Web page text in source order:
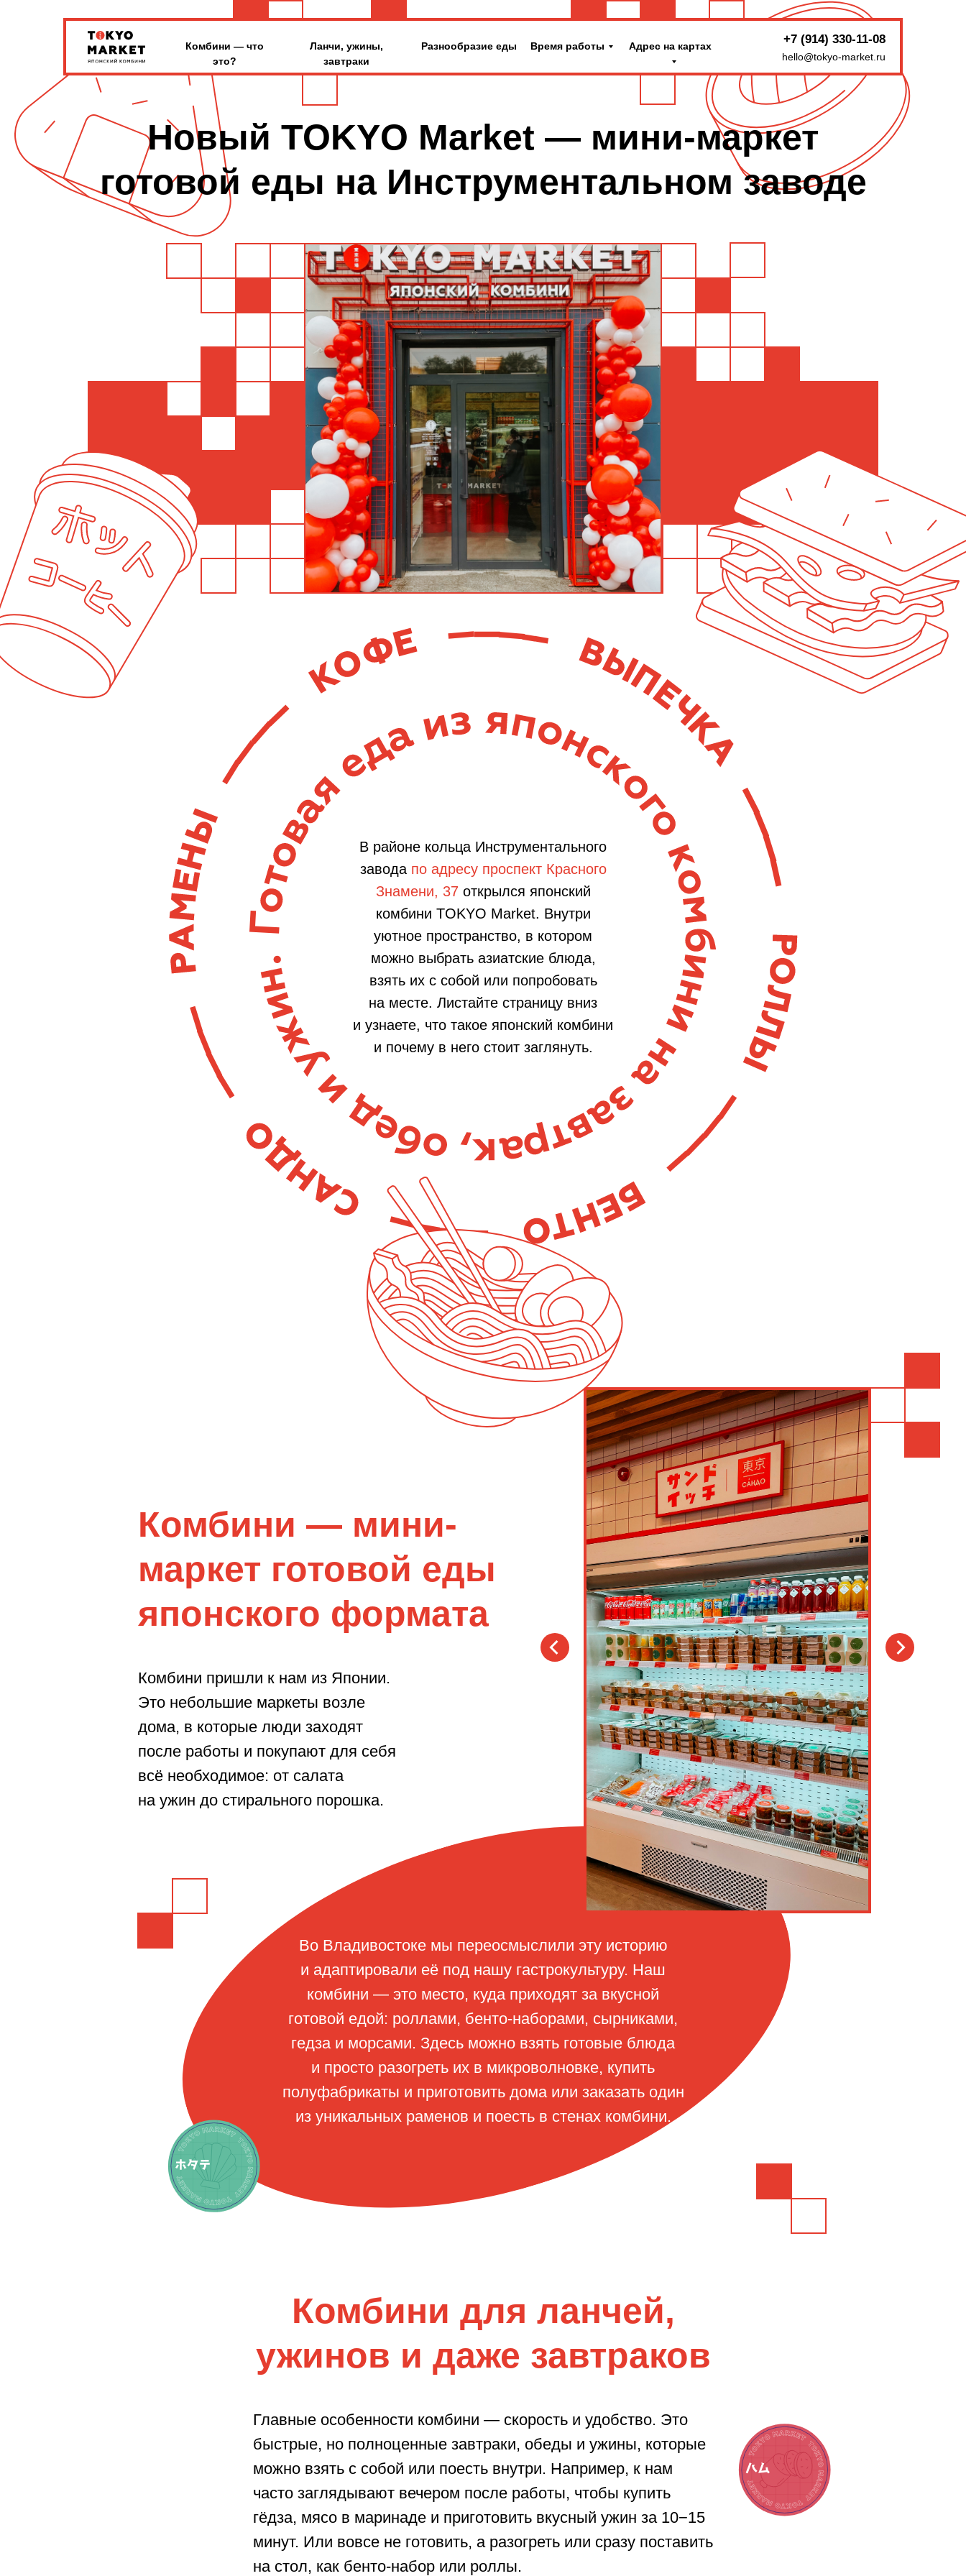
Комбини — что
это?
Ланчи, ужины,
завтраки
Разнообразие еды Время работы Адрес на картах +7 (914) 330-11-08
hello@tokyo-market.ru
Комбини — мини-
маркет готовой еды
японского формата
Комбини пришли к нам из Японии.
Это небольшие маркеты возле
дома, в которые люди заходят
после работы и покупают для себя
всё необходимое: от салата
на ужин до стирального порошка.
Во Владивостоке мы переосмыслили эту историю
и адаптировали её под нашу гастрокультуру. Наш
комбини — это место, куда приходят за вкусной
готовой едой: роллами, бенто-наборами, сырниками,
гедза и морсами. Здесь можно взять готовые блюда
и просто разогреть их в микроволновке, купить
полуфабрикаты и приготовить дома или заказать один
из уникальных раменов и поесть в стенах комбини.
В районе кольца Инструментального
завода по адресу проспект Красного
Знамени, 37 открылся японский
комбини TOKYO Market. Внутри
уютное пространство, в котором
можно выбрать азиатские блюда,
взять их с собой или попробовать
на месте. Листайте страницу вниз
и узнаете, что такое японский комбини
и почему в него стоит заглянуть.
Комбини для ланчей,
ужинов и даже завтраков
Главные особенности комбини — скорость и удобство. Это
быстрые, но полноценные завтраки, обеды и ужины, которые
можно взять с собой или поесть внутри. Например, к нам
часто заглядывают вечером после работы, чтобы купить
гёдза, мясо в маринаде и приготовить вкусный ужин за 10−15
минут. Или вовсе не готовить, а разогреть или сразу поставить
на стол, как бенто-набор или роллы.
Новый TOKYO Market — мини-маркет
готовой еды на Инструментальном заводе